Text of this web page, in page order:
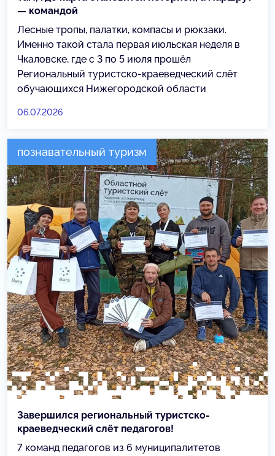
— командой
Лесные тропы, палатки, компасы и рюкзаки.
Именно такой стала первая июльская неделя в
Чкаловске, где с 3 по 5 июля прошёл
Региональный туристско-краеведческий слёт
обучающихся Нижегородской области
06.07.2026
познавательный туризм
Завершился региональный туристско-
краеведческий слёт педагогов!
7 команд педагогов из 6 муниципалитетов